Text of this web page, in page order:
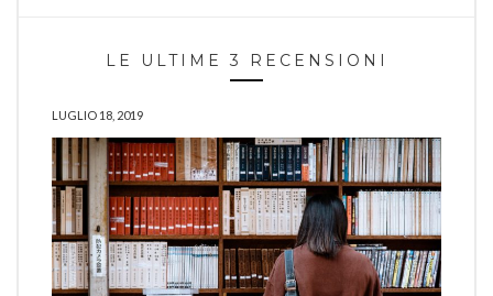
LE ULTIME 3 RECENSIONI
LUGLIO 18, 2019